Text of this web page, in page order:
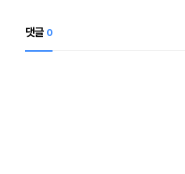
댓글 0